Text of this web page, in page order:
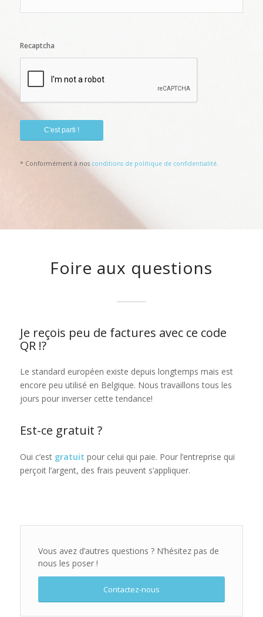
Recaptcha
* Conformément à nos conditions de politique de confidentialité.
Foire aux questions
Je reçois peu de factures avec ce code
QR !?
Le standard européen existe depuis longtemps mais est
encore peu utilisé en Belgique. Nous travaillons tous les
jours pour inverser cette tendance!
Est-ce gratuit ?
Oui c’est gratuit pour celui qui paie. Pour l’entreprise qui
perçoit l’argent, des frais peuvent s’appliquer.
Vous avez d’autres questions ? N’hésitez pas de
nous les poser !
Contactez-nous